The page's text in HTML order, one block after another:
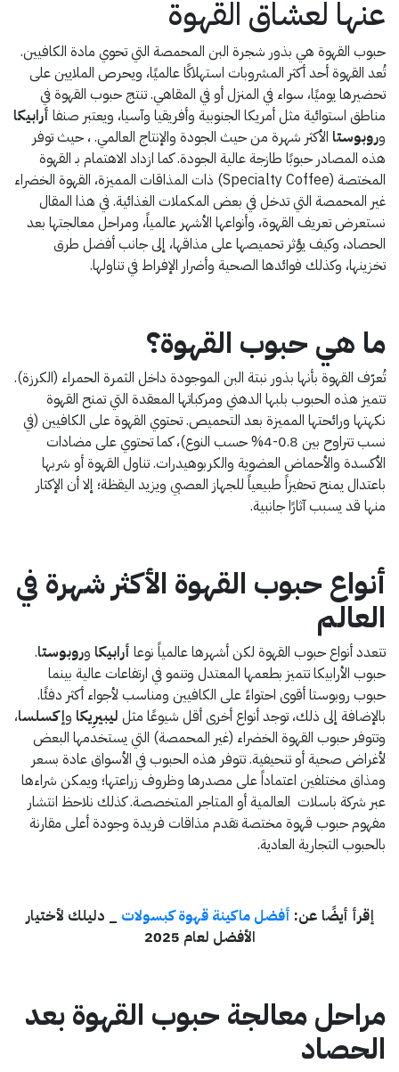
عنها لعشاق القهوة
حبوب القهوة هي بذور شجرة البن المحمصة التي تحوي مادة الكافيين.
تُعد القهوة أحد أكثر المشروبات استهلاكًا عالميًا، ويحرص الملايين على
تحضيرها يوميًا، سواء في المنزل أو في المقاهي. تنتج حبوب القهوة في
مناطق استوائية مثل أمريكا الجنوبية وأفريقيا وآسيا، ويعتبر صنفا أرابيكا
وروبوستا الأكثر شهرة من حيث الجودة والإنتاج العالمي. ، حيث توفر
هذه المصادر حبوبًا طازجة عالية الجودة. كما ازداد الاهتمام بـ القهوة
المختصة (Specialty Coffee) ذات المذاقات المميزة، القهوة الخضراء
غير المحمصة التي تدخل في بعض المكملات الغذائية. في هذا المقال
نستعرض تعريف القهوة، وأنواعها الأشهر عالمياً، ومراحل معالجتها بعد
الحصاد، وكيف يؤثر تحميصها على مذاقها، إلى جانب أفضل طرق
تخزينها، وكذلك فوائدها الصحية وأضرار الإفراط في تناولها.
ما هي حبوب القهوة؟
تُعرّف القهوة بأنها بذور نبتة البن الموجودة داخل الثمرة الحمراء (الكرزة).
تتميز هذه الحبوب بلبها الدهني ومركباتها المعقدة التي تمنح القهوة
نكهتها ورائحتها المميزة بعد التحميص. تحتوي القهوة على الكافيين (في
نسب تتراوح بين 0.8-4% حسب النوع)، كما تحتوي على مضادات
الأكسدة والأحماض العضوية والكربوهيدرات. تناول القهوة أو شربها
باعتدال يمنح تحفيزاً طبيعياً للجهاز العصبي ويزيد اليقظة؛ إلا أن الإكثار
منها قد يسبب آثارًا جانبية.
أنواع حبوب القهوة الأكثر شهرة في
العالم
تتعدد أنواع حبوب القهوة لكن أشهرها عالمياً نوعا أرابيكا وروبوستا.
حبوب الأرابيكا تتميز بطعمها المعتدل وتنمو في ارتفاعات عالية بينما
حبوب روبوستا أقوى احتواءً على الكافيين ومناسب لأجواء أكثر دفئًا.
بالإضافة إلى ذلك، توجد أنواع أخرى أقل شيوعًا مثل ليبيرِيكا وإكسلسا،
وتتوفر حبوب القهوة الخضراء (غير المحمصة) التي يستخدمها البعض
لأغراض صحية أو تنحيفية. تتوفر هذه الحبوب في الأسواق عادة بسعر
ومذاق مختلفين اعتماداً على مصدرها وظروف زراعتها؛ ويمكن شراءها
عبر شركة باسلات العالمية أو المتاجر المتخصصة. كذلك نلاحظ انتشار
مفهوم حبوب قهوة مختصة تقدم مذاقات فريدة وجودة أعلى مقارنة
بالحبوب التجارية العادية.
إقرأ أيضًا عن: أفضل ماكينة قهوة كبسولات _ دليلك لأختيار
الأفضل لعام 2025
مراحل معالجة حبوب القهوة بعد
الحصاد